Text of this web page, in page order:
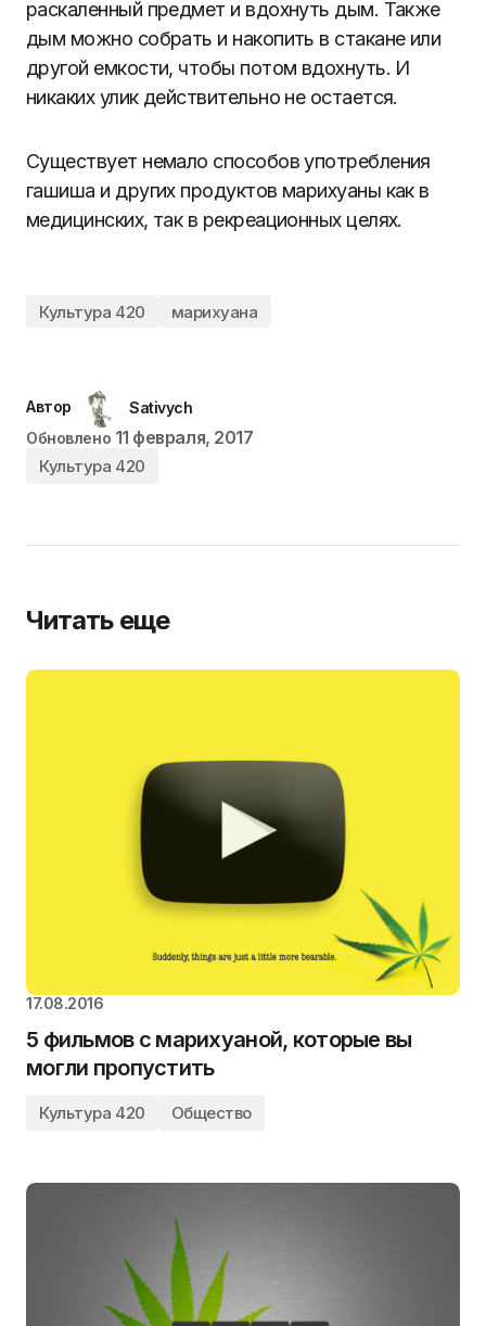
раскаленный предмет и вдохнуть дым. Также
дым можно собрать и накопить в стакане или
другой емкости, чтобы потом вдохнуть. И
никаких улик действительно не остается.
Существует немало способов употребления
гашиша и других продуктов марихуаны как в
медицинских, так в рекреационных целях.
Культура 420 марихуана
Автор
Sativych
Обновлено 11 февраля, 2017
Культура 420
Читать еще
17.08.2016
5 фильмов с марихуаной, которые вы
могли пропустить
Культура 420 Общество